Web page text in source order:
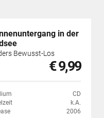
in der
Bewusst-Los
€ 9,99
CD
k.A.
2006